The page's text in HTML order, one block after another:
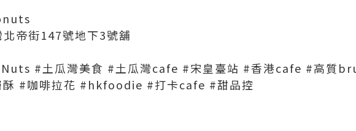
北帝街147號地下3號舖
#土瓜灣美食 #土瓜灣cafe #宋皇臺站 #香港cafe #高質
酥 #咖啡拉花 #hkfoodie #打卡cafe #甜品控